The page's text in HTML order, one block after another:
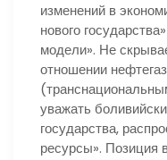
изменений в
нового
модели». Не
отношении
уважать
государства,
ресурсы». Позиция